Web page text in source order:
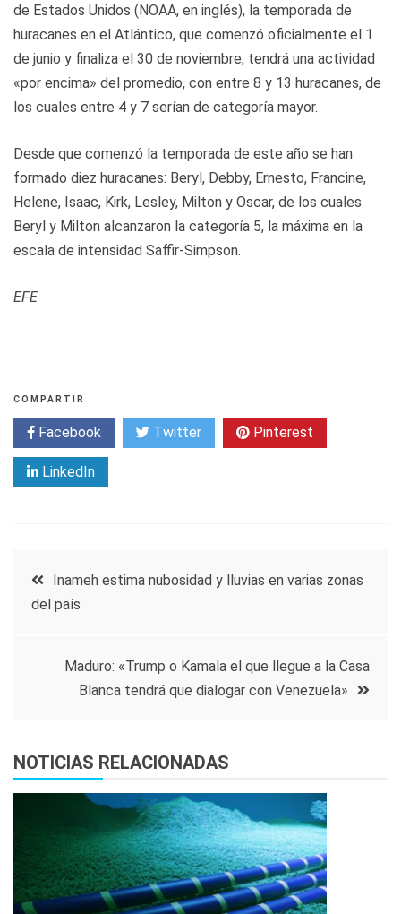
de Estados Unidos (NOAA, en inglés), la temporada de
huracanes en el Atlántico, que comenzó oficialmente el 1
de junio y finaliza el 30 de noviembre, tendrá una actividad
«por encima» del promedio, con entre 8 y 13 huracanes, de
los cuales entre 4 y 7 serían de categoría mayor.
Desde que comenzó la temporada de este año se han
formado diez huracanes: Beryl, Debby, Ernesto, Francine,
Helene, Isaac, Kirk, Lesley, Milton y Oscar, de los cuales
Beryl y Milton alcanzaron la categoría 5, la máxima en la
escala de intensidad Saffir-Simpson.
EFE
COMPARTIR
Facebook Twitter Pinterest
LinkedIn
Navegación
entradas
Inameh estima nubosidad y lluvias en varias zonas
del país
Maduro: «Trump o Kamala el que llegue a la Casa
Blanca tendrá que dialogar con Venezuela»
NOTICIAS RELACIONADAS